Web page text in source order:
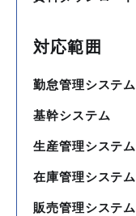
対応範囲
勤怠管理システム
基幹システム
生産管理システム
在庫管理システム
販売管理システム